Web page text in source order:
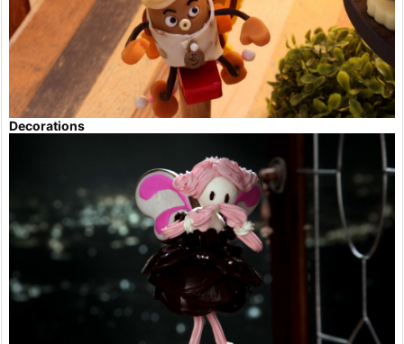
Decorations